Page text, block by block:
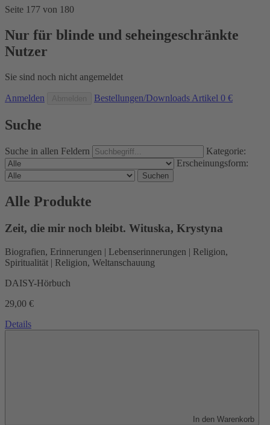
Seite 177 von 180
Nur für blinde und seheingeschränkte
Nutzer
Sie sind noch nicht angemeldet
Anmelden Bestellungen/Downloads Artikel 0 €
Suche
Suche in allen Feldern
Kategorie:
Erscheinungsform:
Suchen
Alle Produkte
Zeit, die mir noch bleibt. Wituska, Krystyna
Biografien, Erinnerungen | Lebenserinnerungen | Religion,
Spiritualität | Religion, Weltanschauung
DAISY-Hörbuch
29,00 €
Details
In den Warenkorb